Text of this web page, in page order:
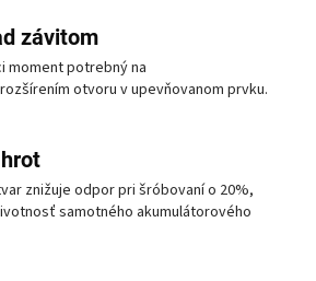
závitom
moment potrebný na
otvoru v upevňovanom prvku.
znižuje odpor pri šróbovaní o 20%,
samotného akumulátorového